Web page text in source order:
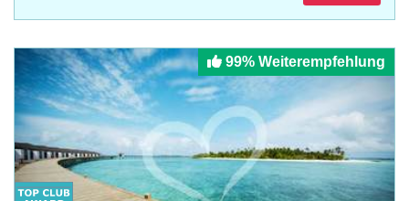
99% Weiterempfehlung